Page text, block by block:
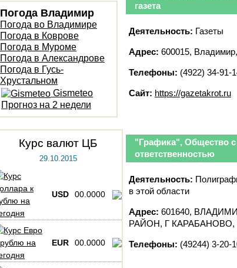
Погода Владимир
Погода во Владимире
Погода в Коврове
Погода в Муроме
Погода в Александрове
Погода в Гусь-
Хрустальном
Gismeteo
Прогноз на 2 недели
Курс валют ЦБ
29.10.2015
USD 00.0000
EUR 00.0000
газета
Деятельность: Газеты
Адрес: 600015,
Телефоны: (4922) 34-91-
Сайт: https://gazetakrot.ru
"Графика", Общество с
ответственностью
Деятельность:
в этой области
Адрес: 601640,
РАЙОН, Г КАРАБАНОВО,
Телефоны: (49244) 3-20-